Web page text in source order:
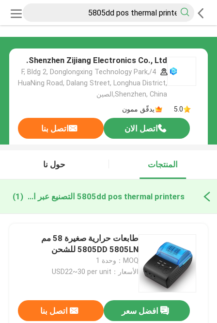
Shenzhen Zijiang Electronics Co., Ltd.
4/F, Bldg 2, Donglongxing Technology Park,
HuaNing Road, Dalang Street, Longhua District,
Shenzhen, China,الصين
5.0
يدقّق ممون
اتصل الان اتصل بنا
المنتجات حول نا
5805dd pos thermal printers التصنيع عبر الإنترنت (1)
طابعات حرارية صغيرة 58 مم
5805DD 5805LN للشحن
MOQ：وحدة 1
الأسعار：USD22~30 per unit
افضل سعر اتصل بنا